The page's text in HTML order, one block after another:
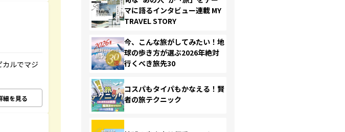
ルでマジ
細を見る
マに語るインタビュー連載 MY
TRAVEL STORY
今、こんな旅がしてみたい！地
球の歩き方が選ぶ2026年絶対
行くべき旅先30
コスパもタイパもかなえる！賢
者の旅テクニック